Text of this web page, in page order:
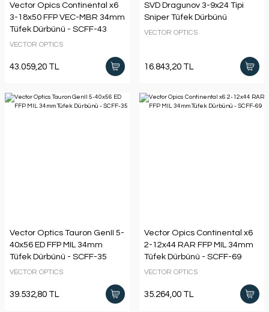
Vector Opics Continental x6
3-18x50 FFP VEC-MBR 34mm
Tüfek Dürbünü - SCFF-43
VECTOR OPTICS
43.059,20 TL
SVD Dragunov 3-9x24 Tipi
Sniper Tüfek Dürbünü
VECTOR OPTICS
16.843,20 TL
Vector Optics Tauron GenII 5-
40x56 ED FFP MIL 34mm
Tüfek Dürbünü - SCFF-35
VECTOR OPTICS
39.532,80 TL
Vector Opics Continental x6
2-12x44 RAR FFP MIL 34mm
Tüfek Dürbünü - SCFF-69
VECTOR OPTICS
35.264,00 TL